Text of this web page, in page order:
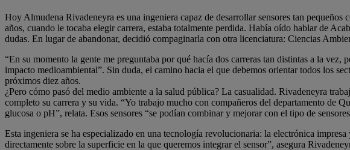
Hoy Almudena Rivadeneyra es una ingeniera capaz de desarrollar sensores tan
años, cuando le tocaba elegir carrera, estaba totalmente perdida. Había oído hablar de
dudas. En lugar de abandonar, decidió compaginarla con otra licenciatura: Ciencias
“En su momento la gente me preguntaba por qué hacía dos carreras tan distintas a la
impacto medioambiental”. Sin duda, el camino hacia el que debemos orientar todos los
próximos diez años.
¿Pero cómo pasó del medio ambiente a la salud pública? La casualidad. Rivadeneyra
completo su carrera y su vida. “Yo trabajo mucho con compañeros del departamento de
glucosa o pH”, relata. Esos sensores “se podían combinar y mejorar con el tipo de
Esta ingeniera se ha especializado en una tecnología revolucionaria: la electrónica
directamente sobre la superficie en la que queremos integrar el sensor”, asegura